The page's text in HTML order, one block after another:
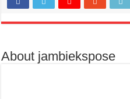
About jambiekspose